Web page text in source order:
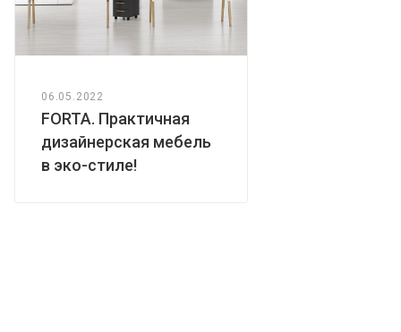
ПВХ 2 мм. Конструкция стола оснащена прочными
силовыми креплениями – эксцентриковыми стяжками.
Регулируемые по высоте опоры обеспечат столу
06.05.2022
FORTA. Практичная
дизайнерская мебель
в эко-стиле!